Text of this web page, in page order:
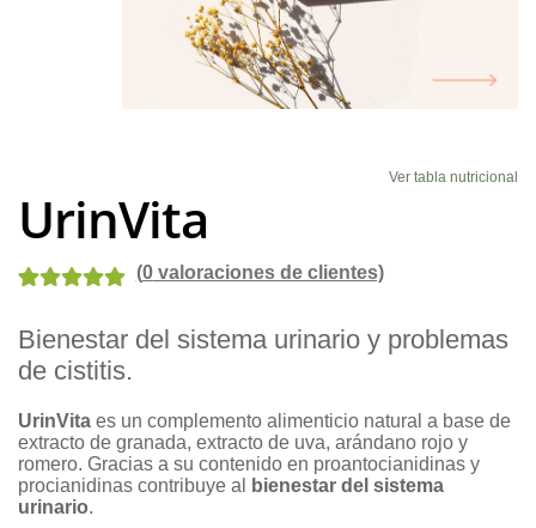
Ver tabla nutricional
UrinVita
5.00de 5 en
base a
de clientes
(0valoraciones de clientes)
Bienestar del sistema urinario y problemas
de cistitis.
UrinVita es un complemento alimenticio natural a base de
extracto de granada, extracto de uva, arándano rojo y
romero. Gracias a su contenido en proantocianidinas y
procianidinas contribuye al
bienestar del sistema
urinario.